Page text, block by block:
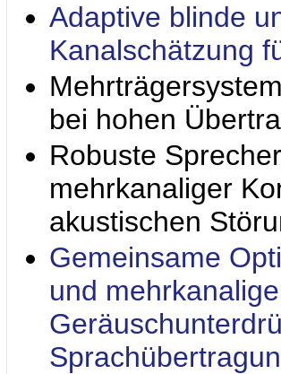
Adaptive blinde
Kanalschätzung
bei hohen
Robuste
mehrkanaliger
akustischen
Gemeinsame
und